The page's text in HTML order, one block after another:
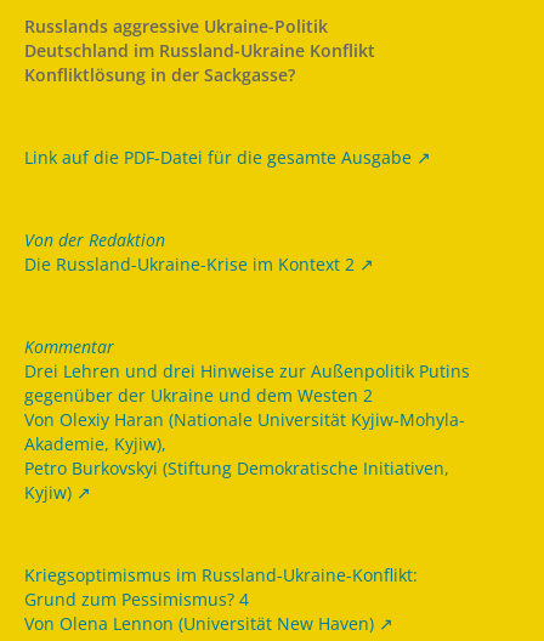
Russlands aggressive Ukraine-Politik
Deutschland im Russland-Ukraine Konflikt
Konfliktlösung in der Sackgasse?
Link auf die PDF-Datei für die gesamte Ausgabe
Von der Redaktion
Die Russland-Ukraine-Krise im Kontext 2
Kommentar
Drei Lehren und drei Hinweise zur Außenpolitik Putins
gegenüber der Ukraine und dem Westen 2
Von Olexiy Haran (Nationale Universität Kyjiw-Mohyla-
Akademie, Kyjiw),
Petro Burkovskyi (Stiftung Demokratische Initiativen,
Kyjiw)
Kriegsoptimismus im Russland-Ukraine-Konflikt:
Grund zum Pessimismus? 4
Von Olena Lennon (Universität New Haven)